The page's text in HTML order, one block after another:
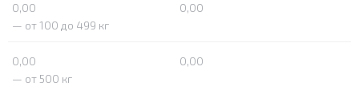
0,00
0,00
— от 100 до 499 кг
0,00
0,00
— от 500 кг